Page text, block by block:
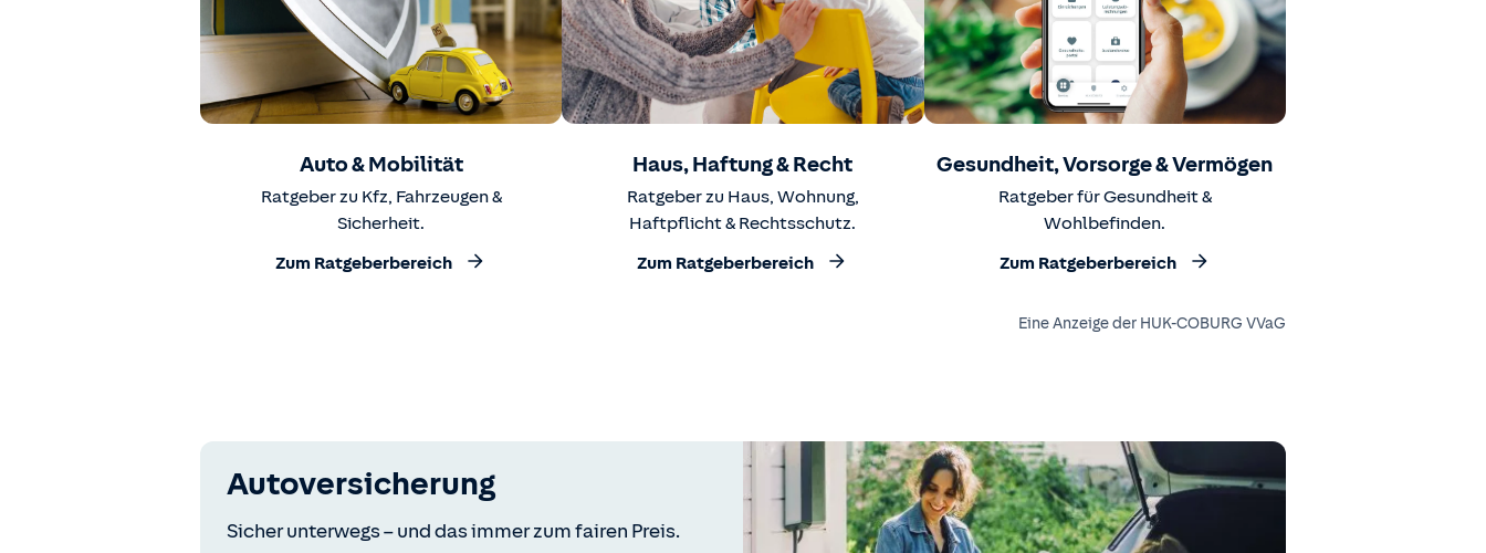
Auto & Mobilität
Ratgeber zu Kfz, Fahrzeugen &
Sicherheit.
Zum Ratgeberbereich
Haus, Haftung & Recht
Ratgeber zu Haus, Wohnung,
Haftpflicht & Rechtsschutz.
Zum Ratgeberbereich
Gesundheit, Vorsorge & Vermögen
Ratgeber für Gesundheit &
Wohlbefinden.
Zum Ratgeberbereich
Eine Anzeige der HUK-COBURG VVaG
Autoversicherung
Sicher unterwegs – und das immer zum fairen Preis.